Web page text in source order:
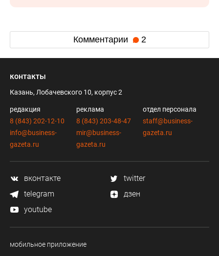
Комментарии 2
контакты
Казань, Лобачевского 10, корпус 2
редакция
8 (843) 202-12-10
info@business-
gazeta.ru
реклама
8 (843) 203-48-47
mir@business-
gazeta.ru
отдел персонала
staff@business-
gazeta.ru
вконтакте
twitter
telegram
дзен
youtube
мобильное приложение